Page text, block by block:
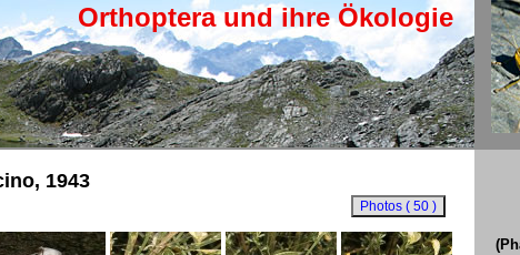
Orthoptera und ihre Ökologie
1943